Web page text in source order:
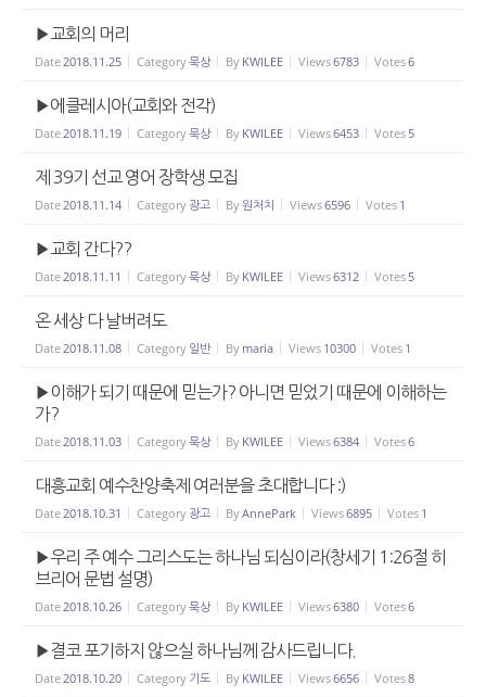
▶교회의 머리
Date 2018.11.25 Category묵상 By KWILEE Views6783 Votes6
▶에클레시아(교회와 전각)
Date 2018.11.19 Category묵상 By KWILEE Views6453 Votes 5
제 39기 선교 영어 장학생 모집
Date 2018.11.14 Category 광고 By원처치 Views6596 Votes 1
▶교회 간다??
Date 2018.11.11 Category묵상 By KWILEE Views6312 Votes 5
온 세상 다 날버려도
Date 2018.11.08 Category 일반 By maria Views 10300 Votes 1
▶이해가 되기 때문에 믿는가? 아니면 믿었기 때문에 이해하는
가?
Date 2018.11.03 Category묵상 By KWILEE Views6384 Votes6
대흥교회 예수찬양축제 여러분을 초대합니다 :)
Date 2018.10.31 Category 광고 ByAnnePark Views6895 Votes 1
▶우리 주 예수 그리스도는 하나님 되심이라(창세기 1:26절 히
브리어 문법 설명)
Date 2018.10.26 Category묵상 By KWILEE Views6380 Votes6
▶결코 포기하지 않으실 하나님께 감사드립니다.
Date 2018.10.20 Category 기도 By KWILEE Views6656 Votes8